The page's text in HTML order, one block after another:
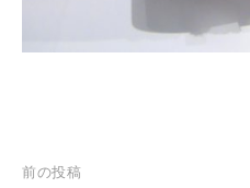
前の投稿